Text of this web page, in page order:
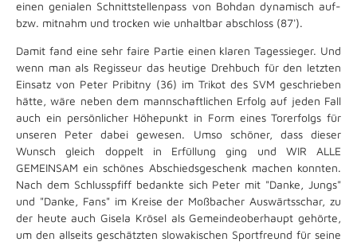
einen genialen Schnittstellenpass von Bohdan dynamisch auf-
bzw. mitnahm und trocken wie unhaltbar abschloss (87').
Damit fand eine sehr faire Partie einen klaren Tagessieger. Und
wenn man als Regisseur das heutige Drehbuch für den letzten
Einsatz von Peter Pribitny (36) im Trikot des SVM geschrieben
hätte, wäre neben dem mannschaftlichen Erfolg auf jeden Fall
auch ein persönlicher Höhepunkt in Form eines Torerfolgs für
unseren Peter dabei gewesen. Umso schöner, dass dieser
Wunsch gleich doppelt in Erfüllung ging und WIR ALLE
GEMEINSAM ein schönes Abschiedsgeschenk machen konnten.
Nach dem Schlusspfiff bedankte sich Peter mit "Danke, Jungs"
und "Danke, Fans" im Kreise der Moßbacher Auswärtsschar, zu
der heute auch Gisela Krösel als Gemeindeoberhaupt gehörte,
um den allseits geschätzten slowakischen Sportfreund für seine